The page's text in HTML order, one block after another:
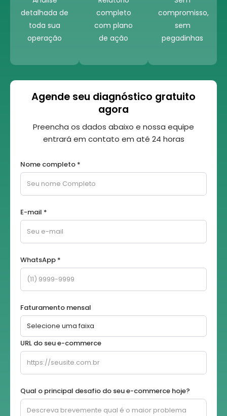
detalhada de
toda sua
operação
completo
com plano
de ação
compromisso,
sem
pegadinhas
Agende seu diagnóstico gratuito
agora
Preencha os dados abaixo e nossa equipe
entrará em contato em até 24 horas
Nome completo *
E-mail *
WhatsApp *
Faturamento mensal
URL do seu e-commerce
Qual o principal desafio do seu e-commerce hoje?